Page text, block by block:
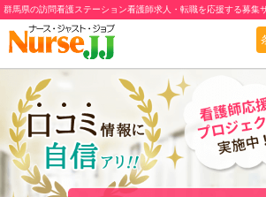
群馬県の訪問看護ステーション看護師求人・転職を応援する募集